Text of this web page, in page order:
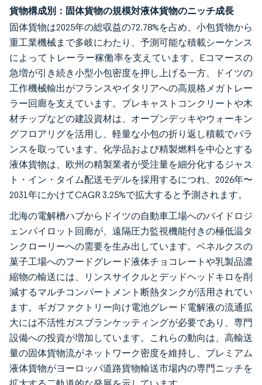
貨物構成別：固体貨物の規模対液体貨物のニッチ成長
固体貨物は2025年の総収益の72.78%を占め、小包貨物から
重工業機械まで多岐にわたり、予測可能な積載シーケンス
によってトレーラー稼働率を支えています。Eコマースの
急増が引き続き小型小包密度を押し上げる一方、ドイツの
工作機械輸出がフランスやイタリアへの高規格メガトレー
ラー回廊を支えています。プレキャストコンクリートや木
材チップなどの建設資材は、オープンデッキやウォーキン
グフロアリグを活用し、軽量な小包の折り返し積載でバラ
ンスを取っています。化学品および精製燃料を中心とする
液体貨物は、欧州の精製業者が受注量を細分化するジャス
ト・イン・タイム配送モデルを採用するにつれ、2026年〜
2031年にかけてCAGR 3.25%で拡大すると予測されます。
北海の電解槽ハブからドイツの自動車工場へのバイドロジ
ェンパイロット回廊が、遠隔圧力監視機能付きの極低温タ
ンクローリーへの需要を生み出しています。ベネルクスの
菓子工場へのフードグレード液体チョコレートや乳製品濃
縮物の輸送には、リンスサイクルとデッドヘッドキロを削
減するマルチコンパートメント断熱タンクが活用されてい
ます。ギガファクトリー向け電池グレード電解液の流通拡
大には不活性ガスブランケッティングが必要であり、専門
設備への投資が増加しています。これらの動向は、高輸送
量の固体貨物流がネットワーク密度を維持し、プレミアム
液体貨物がヨーロッパ道路貨物輸送市場内の専門ニッチを